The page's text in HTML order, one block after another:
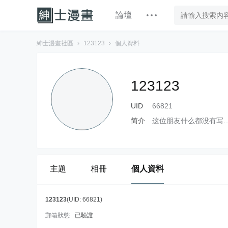
論壇
紳士漫畫社區 › 123123 › 個人資料
123123
UID
66821
简介
这位朋友什么都没有写
主題 相冊 個人資料
123123(UID: 66821)
郵箱狀態 已驗證